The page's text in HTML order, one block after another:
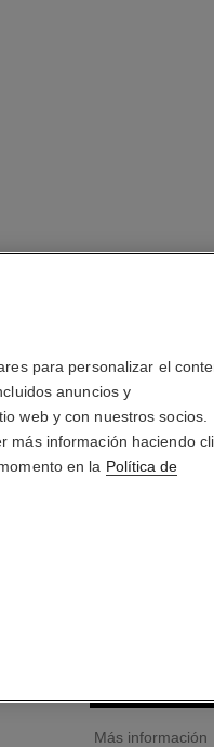
Suero Definitivo :
Más información
↩
Más información
para personalizar el
anuncios y
web y con nuestros socios.
más información haciendo
en la Política de